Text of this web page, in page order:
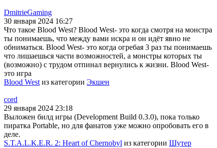
DmitrieGaming
30 января 2024 16:27
Что такое Blood West? Blood West- это когда смотря на монстра
ты понимаешь, что между вами искра и он идёт явно не
обниматься. Blood West- это когда огребая 3 раз ты понимаешь
что лишаешься части возможностей, а монстры которых ты
(возможно) с трудом отпинал вернулись к жизни. Blood West-
это игра
Blood West из категории Экшен
cord
29 января 2024 23:18
Выложен билд игры (Development Build 0.3.0), пока только
пиратка Portable, но для фанатов уже можно опробовать его в
деле.
S.T.A.L.K.E.R. 2: Heart of Chernobyl из категории Шутер